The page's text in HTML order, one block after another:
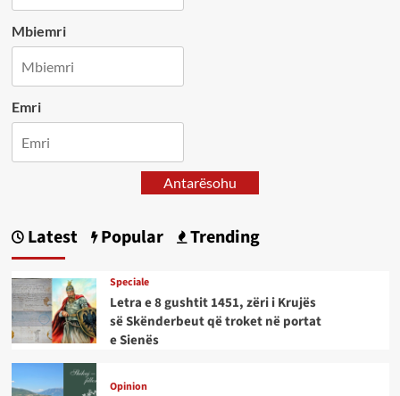
Mbiemri
Emri
Antarësohu
Latest Popular Trending
Speciale
Letra e 8 gushtit 1451, zëri i Krujës
së Skënderbeut që troket në portat
e Sienës
Opinion